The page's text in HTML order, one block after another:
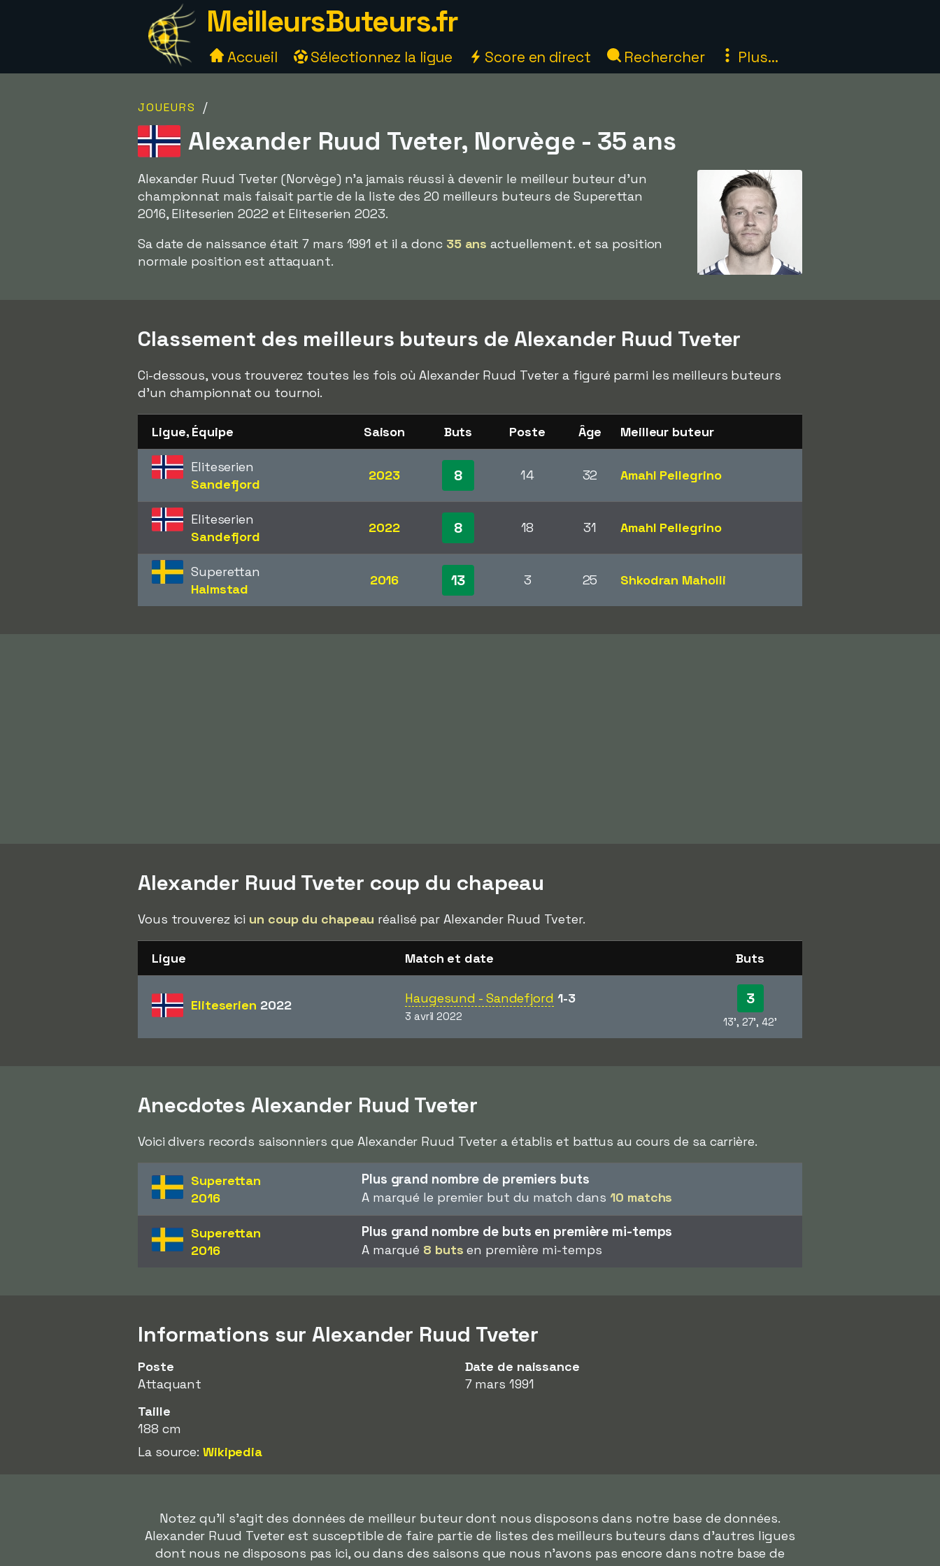
MeilleursButeurs.fr
Accueil Sélectionnez la ligue Score en direct Rechercher Plus...
JOUEURS /
Alexander Ruud Tveter, Norvège - 35 ans
Alexander Ruud Tveter (Norvège) n'a jamais réussi à devenir le meilleur buteur d'un
championnat mais faisait partie de la liste des 20 meilleurs buteurs de Superettan
2016, Eliteserien 2022 et Eliteserien 2023.
Sa date de naissance était 7 mars 1991 et il a donc 35 ans actuellement. et sa position
normale position est attaquant.
Classement des meilleurs buteurs de Alexander Ruud Tveter
Ci-dessous, vous trouverez toutes les fois où Alexander Ruud Tveter a figuré parmi les meilleurs buteurs
d'un championnat ou tournoi.
Ligue, Équipe Saison Buts Poste Âge Meilleur buteur
Eliteserien
Sandefjord
2023 8 14 32 Amahl Pellegrino
Eliteserien
Sandefjord
2022 8 18 31 Amahl Pellegrino
Superettan
Halmstad
2016 13 3 25 Shkodran Maholli
Alexander Ruud Tveter coup du chapeau
Vous trouverez ici un coup du chapeau réalisé par Alexander Ruud Tveter.
Ligue Match et date Buts
Eliteserien 2022 Haugesund - Sandefjord 1-3
3 avril 2022
3
13', 27', 42'
Anecdotes Alexander Ruud Tveter
Voici divers records saisonniers que Alexander Ruud Tveter a établis et battus au cours de sa carrière.
Superettan
2016
Plus grand nombre de premiers buts
A marqué le premier but du match dans10 matchs
Superettan
2016
Plus grand nombre de buts en première mi-temps
A marqué 8 buts en première mi-temps
Informations sur Alexander Ruud Tveter
Poste
Attaquant
Date de naissance
7 mars 1991
Taille
188 cm
La source: Wikipedia
Notez qu'il s'agit des données de meilleur buteur dont nous disposons dans notre base de données.
Alexander Ruud Tveter est susceptible de faire partie de listes des meilleurs buteurs dans d'autres ligues
dont nous ne disposons pas ici, ou dans des saisons que nous n'avons pas encore dans notre base de